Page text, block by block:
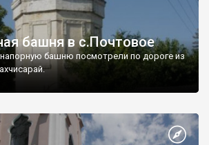
башня в с.Почтовое
башню посмотрели по дороге из